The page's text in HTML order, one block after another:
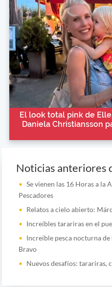
El look total pink de
Daniela Christiansson
Noticias anteriores
Se vienen las 16 Horas a la
Pescadores
Relatos a cielo abierto:
Increíbles tarariras en el
Increíble pesca nocturna de
Bravo
Nuevos desafíos: tarariras,